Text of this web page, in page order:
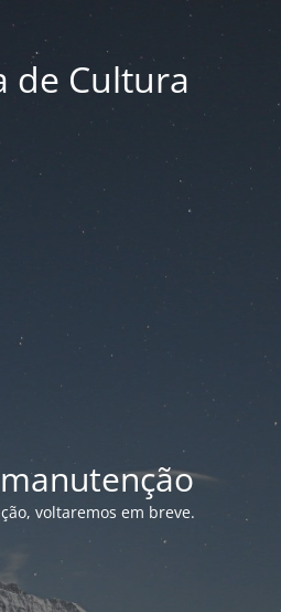
de Cultura
voltaremos em breve.